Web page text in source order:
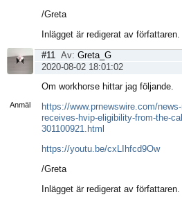
/Greta
Inlägget är redigerat av författaren.
Anmäl
#11 Av: Greta_G
2020-08-02 18:01:02
Om workhorse hittar jag följande.
https://www.prnewswire.com/
receives-hvip-eligibility-from-the-
301100921.html
https://youtu.be/cxLIhfcd9Ow
/Greta
Inlägget är redigerat av författaren.